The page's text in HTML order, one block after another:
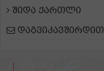
შიდა ქართლი
დაგვიკავშირდით